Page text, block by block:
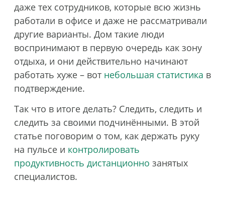
даже тех сотрудников, которые всю жизнь
работали в офисе и даже не рассматривали
другие варианты. Дом такие люди
воспринимают в первую очередь как зону
отдыха, и они действительно начинают
работать хуже – вот небольшая статистика в
подтверждение.
Так что в итоге делать? Следить, следить и
следить за своими подчинёнными. В этой
статье поговорим о том, как держать руку
на пульсе и контролировать
продуктивность дистанционно занятых
специалистов.